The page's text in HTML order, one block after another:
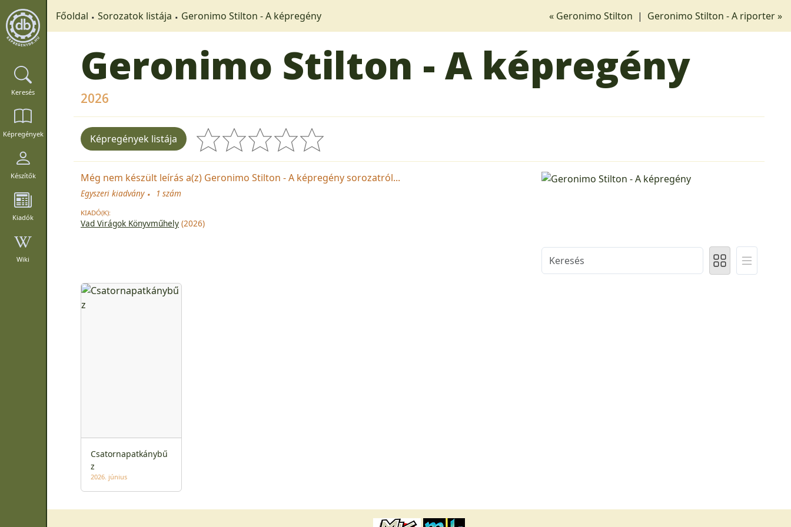
Keresés
Képregények
Készítők
Kiadók
Wiki
Főoldal Sorozatok listája Geronimo Stilton - A képregény « Geronimo Stilton | Geronimo Stilton - A riporter »
Geronimo Stilton - A képregény
2026
Képregények listája
Még nem készült leírás a(z) Geronimo Stilton - A képregény sorozatról...
Egyszeri kiadvány 1 szám
KIADÓ(K):
Vad Virágok Könyvműhely (2026)
Csatornapatkánybű
z
2026. június